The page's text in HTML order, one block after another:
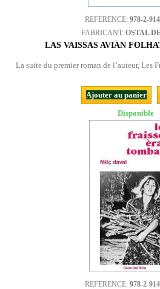
REFERENCE: 978-2-
FABRICANT: OSTAL
LAS VAISSAS AVIÁN
La suite du premier roman de l’auteur, Les
Ajouter au panier
Disponible
REFERENCE: 978-2-